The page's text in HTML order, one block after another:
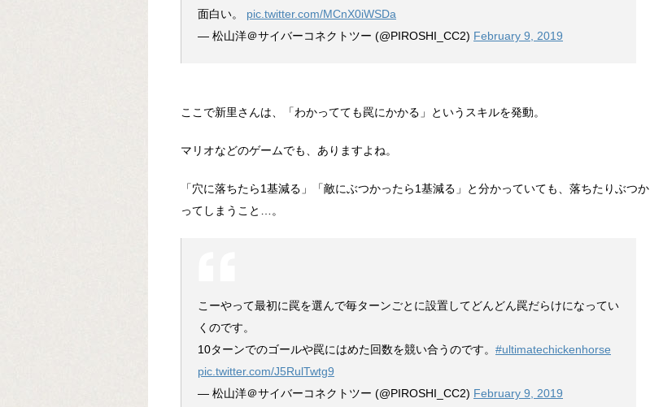
面白い。 pic.twitter.com/MCnX0iWSDa
— 松山洋＠サイバーコネクトツー (@PIROSHI_CC2) February 9, 2019
ここで新里さんは、「わかってても罠にかかる」というスキルを発動。
マリオなどのゲームでも、ありますよね。
「穴に落ちたら1基減る」「敵にぶつかったら1基減る」と分かっていても、落ちたりぶつか
ってしまうこと…。
こーやって最初に罠を選んで毎ターンごとに設置してどんどん罠だらけになってい
くのです。
10ターンでのゴールや罠にはめた回数を競い合うのです。 #ultimatechickenhorse
pic.twitter.com/J5RulTwtg9
— 松山洋＠サイバーコネクトツー (@PIROSHI_CC2) February 9, 2019